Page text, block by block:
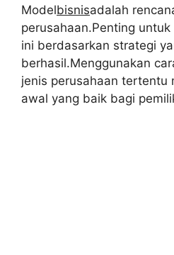
Modelbisnisadalah
perusahaan.Penting
ini berdasarkan strategi
berhasil.Menggunakan
jenis perusahaan tertentu
awal yang baik bagi